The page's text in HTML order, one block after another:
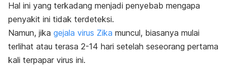
Hal ini yang terkadang menjadi penyebab mengapa
penyakit ini tidak terdeteksi.
Namun, jika gejala virus Zika muncul, biasanya mulai
terlihat atau terasa 2-14 hari setelah seseorang pertama
kali terpapar virus ini.